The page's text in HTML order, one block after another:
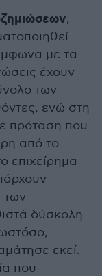
,
με τα
έχουν
των
ενώ στη
πρόταση που
από το
επιχείρημα
των
δύσκολη
εκεί.
που